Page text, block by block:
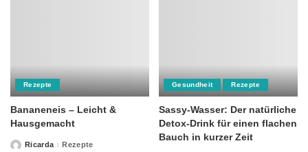
Rezepte
Bananeneis – Leicht &
Hausgemacht
PostedRicarda Rezepte
Gesundheit Rezepte
Sassy-Wasser: Der natürliche
Detox-Drink für einen flachen
Bauch in kurzer Zeit